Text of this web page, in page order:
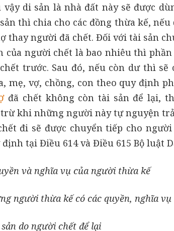
vậy di sản là nhà đất này sẽ được
thì chia cho các đồng thừa kế,
thay người đã chết. Đối với tài sản
của người chết là bao nhiêu thì
trước. Sau đó, nếu còn dư thì
mẹ, vợ, chồng, con theo quy định
đã chết không còn tài sản để lại,
khi những người này tự nguyện
đi sẽ được chuyển tiếp cho
tại Điều 614 và Điều 615 Bộ luật
và nghĩa vụ của người thừa kế
người thừa kế có các quyền, nghĩa
do người chết để lại